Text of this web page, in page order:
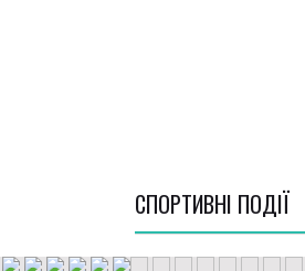
СПОРТИВНI ПОДІЇ